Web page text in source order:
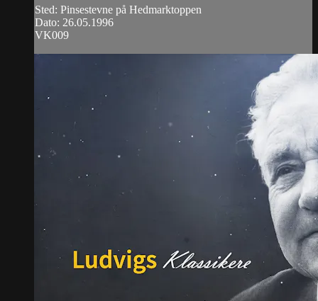
Sted: Pinsestevne på Hedmarktoppen
Dato: 26.05.1996
VK009